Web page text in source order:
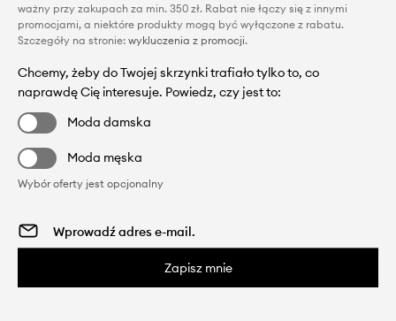
ważny przy zakupach za min. 350 zł. Rabat nie łączy się z innymi
promocjami, a niektóre produkty mogą być wyłączone z rabatu.
Szczegóły na stronie: wykluczenia z promocji.
Chcemy, żeby do Twojej skrzynki trafiało tylko to, co
naprawdę Cię interesuje. Powiedz, czy jest to:
Moda damska
Moda męska
Wybór oferty jest opcjonalny
Zapisz mnie